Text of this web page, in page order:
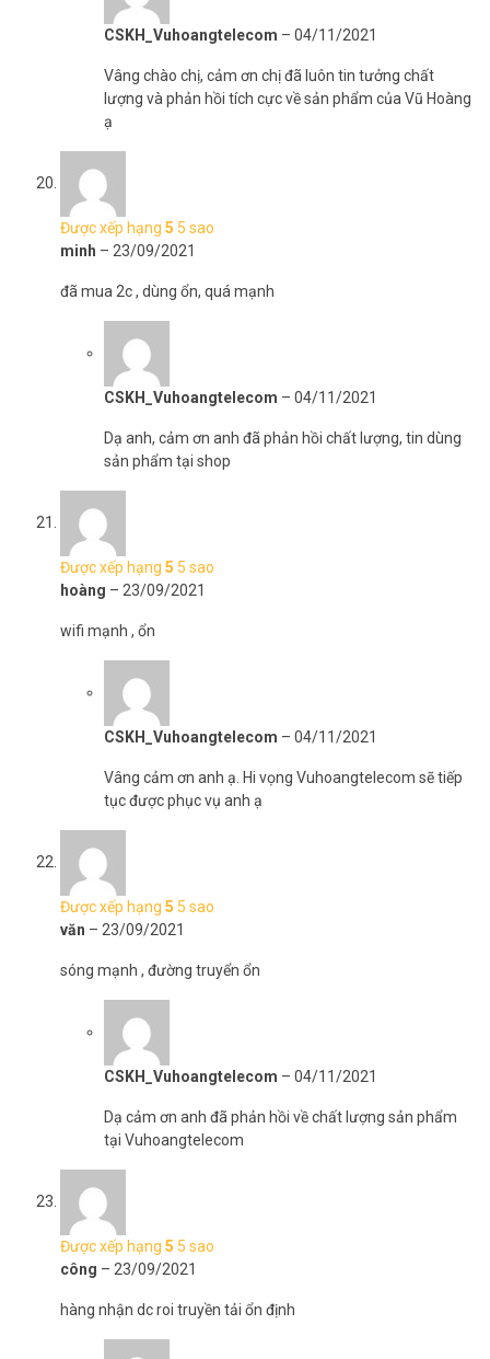
CSKH_Vuhoangtelecom – 04/11/2021
Vâng chào chị, cảm ơn chị đã luôn tin tưởng chất
lượng và phản hồi tích cực về sản phẩm của Vũ Hoàng
ạ
Được xếp hạng 5 5 sao
minh – 23/09/2021
đã mua 2c , dùng ổn, quá mạnh
CSKH_Vuhoangtelecom – 04/11/2021
Dạ anh, cảm ơn anh đã phản hồi chất lượng, tin dùng
sản phẩm tại shop
Được xếp hạng 5 5 sao
hoàng – 23/09/2021
wifi mạnh , ổn
CSKH_Vuhoangtelecom – 04/11/2021
Vâng cảm ơn anh ạ. Hi vọng Vuhoangtelecom sẽ tiếp
tục được phục vụ anh ạ
Được xếp hạng 5 5 sao
văn – 23/09/2021
sóng mạnh , đường truyển ổn
CSKH_Vuhoangtelecom – 04/11/2021
Dạ cảm ơn anh đã phản hồi về chất lượng sản phẩm
tại Vuhoangtelecom
Được xếp hạng 5 5 sao
công – 23/09/2021
hàng nhận dc roi truyền tải ổn định